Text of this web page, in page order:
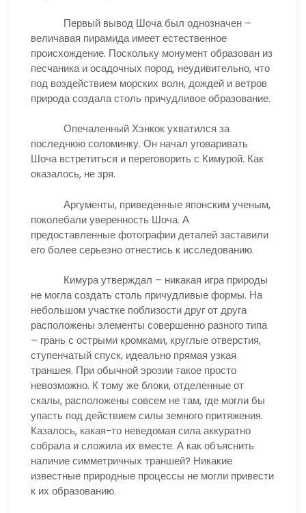
Первый вывод Шоча был однозначен –
величавая пирамида имеет естественное
происхождение. Поскольку монумент образован из
песчаника и осадочных пород, неудивительно, что
под воздействием морских волн, дождей и ветров
природа создала столь причудливое образование.
Опечаленный Хэнкок ухватился за
последнюю соломинку. Он начал уговаривать
Шоча встретиться и переговорить с Кимурой. Как
оказалось, не зря.
Аргументы, приведенные японским ученым,
поколебали уверенность Шоча. А
предоставленные фотографии деталей заставили
его более серьезно отнестись к исследованию.
Кимура утверждал – никакая игра природы
не могла создать столь причудливые формы. На
небольшом участке поблизости друг от друга
расположены элементы совершенно разного типа
– грань с острыми кромками, круглые отверстия,
ступенчатый спуск, идеально прямая узкая
траншея. При обычной эрозии такое просто
невозможно. К тому же блоки, отделенные от
скалы, расположены совсем не там, где могли бы
упасть под действием силы земного притяжения.
Казалось, какая-то неведомая сила аккуратно
собрала и сложила их вместе. А как объяснить
наличие симметричных траншей? Никакие
известные природные процессы не могли привести
к их образованию.